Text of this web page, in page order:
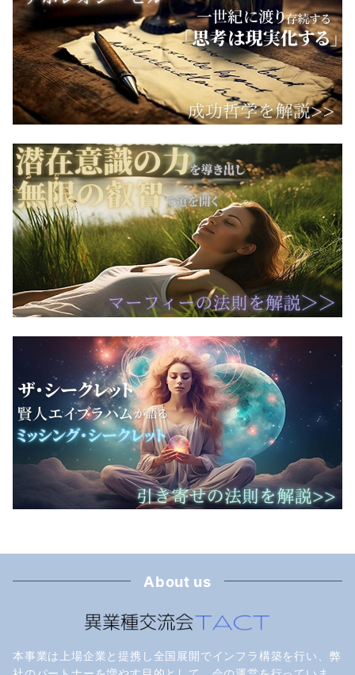
About us
本事業は上場企業と提携し全国展開でインフラ構築を行い、弊